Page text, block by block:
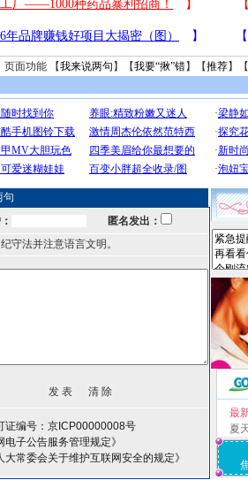
页面功能 【我来说两句 】【我要“揪”错】【推荐】
句
匿名发出：
守法并注意语言文明。
证编号：京ICP00000008号
电子公告服务管理规定》
大常委会关于维护互联网安全的规定》
最
夏